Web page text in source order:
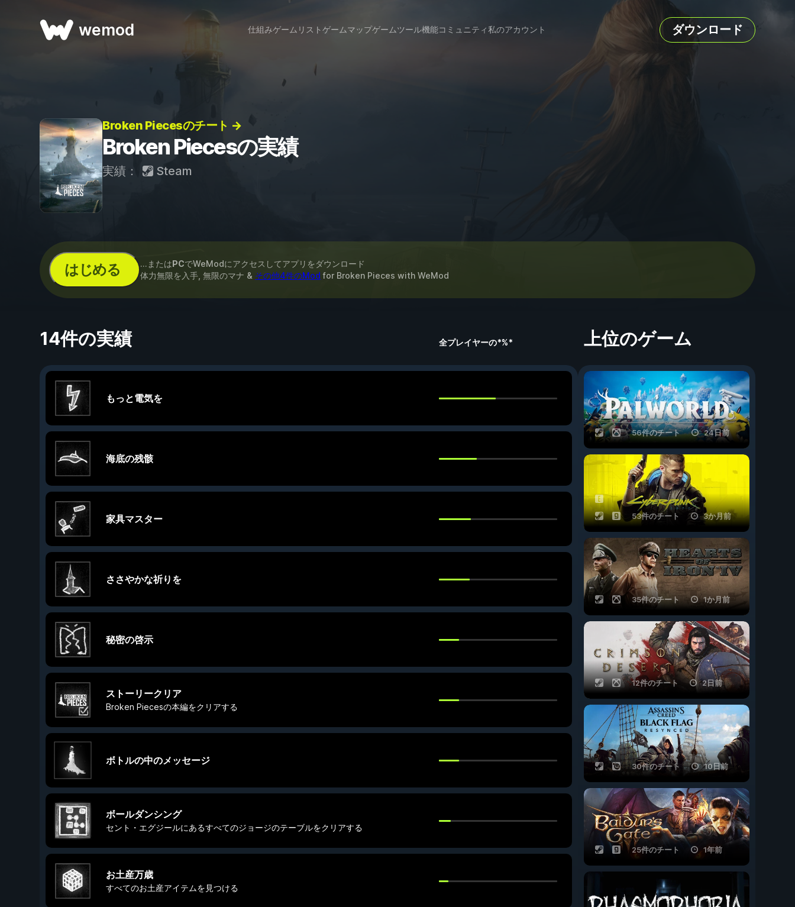
wemod 仕組みゲームリストゲームマップゲームツール機能コミュニティ私のアカウント ダウンロード
Broken Piecesのチート →
Broken Piecesの実績
実績： Steam
はじめる ...またはPCでWeModにアクセスしてアプリをダウンロード
体力無限を入手, 無限のマナ & その他4件のMod for Broken Pieces with WeMod
14件の実績 全プレイヤーの*%*
もっと電気を
海底の残骸
家具マスター
ささやかな祈りを
秘密の啓示
ストーリークリア
Broken Piecesの本編をクリアする
ボトルの中のメッセージ
ボールダンシング
セント・エグジールにあるすべてのジョージのテーブルをクリアする
お土産万歳
すべてのお土産アイテムを見つける
上位のゲーム
56件のチート 24日前
53件のチート 3か月前
35件のチート 1か月前
12件のチート 2日前
30件のチート 10日前
25件のチート 1年前